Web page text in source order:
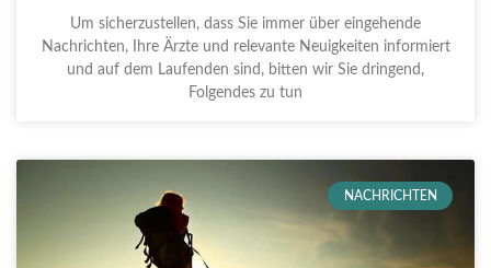
Um sicherzustellen, dass Sie immer über eingehende
Nachrichten, Ihre Ärzte und relevante Neuigkeiten informiert
und auf dem Laufenden sind, bitten wir Sie dringend,
Folgendes zu tun
NACHRICHTEN